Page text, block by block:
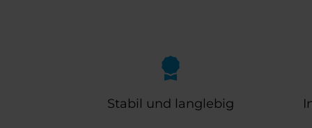
Stabil und langlebig